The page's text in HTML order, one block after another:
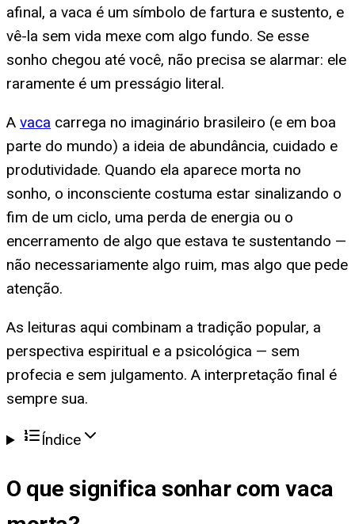
afinal, a vaca é um símbolo de fartura e sustento, e
vê-la sem vida mexe com algo fundo. Se esse
sonho chegou até você, não precisa se alarmar: ele
raramente é um presságio literal.
A vaca carrega no imaginário brasileiro (e em boa
parte do mundo) a ideia de abundância, cuidado e
produtividade. Quando ela aparece morta no
sonho, o inconsciente costuma estar sinalizando o
fim de um ciclo, uma perda de energia ou o
encerramento de algo que estava te sustentando —
não necessariamente algo ruim, mas algo que pede
atenção.
As leituras aqui combinam a tradição popular, a
perspectiva espiritual e a psicológica — sem
profecia e sem julgamento. A interpretação final é
sempre sua.
Índice
O que significa sonhar com vaca